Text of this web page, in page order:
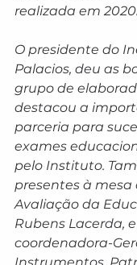
realizada em 2020.
O presidente do
Palacios, deu as
grupo de
destacou a
parceria para
exames
pelo Instituto.
presentes à mesa
Avaliação da
Rubens Lacerda,
coordenadora-